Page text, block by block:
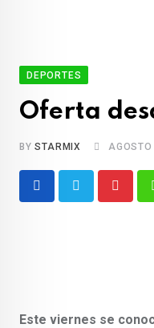
DEPORTES
Oferta
BYSTARMIX
Este viernes se